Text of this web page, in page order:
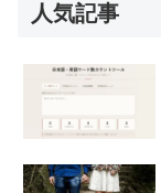
人気記事